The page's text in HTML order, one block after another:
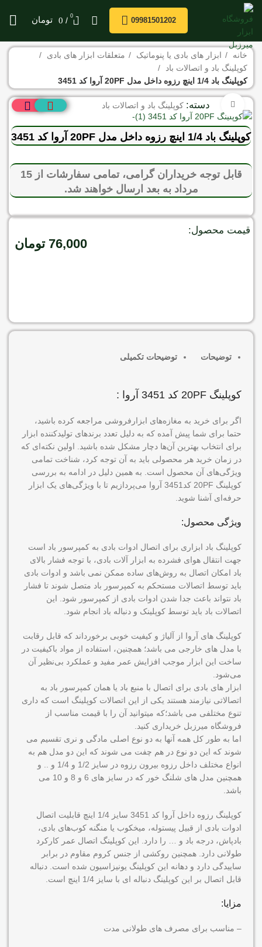
09981501202
0
/
0 تومان
خانه ابزار های بادی یا پنوماتیک
متعلقات ابزار های بادی
کوپلینگ باد و اتصالات باد
کوپلینگ باد 1/4 اینچ رزوه داخل مدل 20PF آروا کد 3451
دسته: کوپلینگ باد و اتصالات باد
برای بزرگنمایی کلیک کنید
کوپلینگ باد 1/4 اینچ رزوه داخل مدل 20PF آروا کد 3451
قابل توجه خریداران گرامی، تمامی سفارشات از 15
مرداد به بعد ارسال خواهند شد.
قیمت محصول:
76,000 تومان
توضیحات توضیحات تکمیلی
کوپلینگ 20PF کد 3451 آروا :
اگر برای خرید به مغازه‌های ابزارفروشی مراجعه کرده باشید،
حتما برای شما پیش آمده که به دلیل تعدد برندهای تولیدکننده ابزار
برای انتخاب بهترین آن‌ها دچار مشکل شده باشید. اولین نکته‌ای که
در زمان خرید هر محصولی باید به آن توجه کرد، شناخت تمامی
ویژگی‌های آن محصول است. به همین دلیل در ادامه به بررسی
کوپلینگ 20PF کد3451 آروا می‌پردازیم تا با ویژگی‌های یک ابزار
حرفه‌ای آشنا شوید.
ویژگی محصول:
کوپلینگ باد ابزاری برای اتصال ادوات بادی به کمپرسور باد است
جهت انتقال هوای فشرده به ابزار آلات بادی، با توجه فشار بالای
باد امکان اتصال به روش‌های ساده ممکن نمی باشد و ادوات بادی
باید توسط اتصالات مستحکم به کمپرسور باد متصل شوند تا فشار
باد نتواند باعث جدا شدن ادوات بادی از کمپرسور شود. این
اتصالات باد باید توسط کوپلینک و دنباله باد انجام شود.
کوپلینگ های آروا از آلیاژ و کیفیت خوبی برخورداند که قابل رقابت
با مدل های خارجی می باشد؛ همچنین، استفاده از مواد باکیفیت در
ساخت این ابزار موجب افزایش عمر مفید و عملکرد بی‌نظیر آن
می‌شود.
ابزار های بادی برای اتصال با منبع باد یا همان کمپرسور باد به
اتصالاتی نیازمند هستند یکی از این اتصالات کوپلینگ است که داری
تنوع مختلفی می باشد؛که میتوانید آن را با قیمت مناسب از
فروشگاه میرزبل خریداری کنید.
اما به طور کل همه آنها به دو نوع اصلی مادگی و نری تقسیم می
شوند که این دو نوع در هم چفت می شوند که این دو مدل هم به
انواع مختلف داخل رزوه بیرون رزوه در سایز 1/2 و 1/4 و .. و
همچنین مدل های شلنگ خور که در سایز های 6 و 8 و 10 می
باشد.
کوپلینگ رزوه داخل آروا کد 3451 سایز 1/4 اینچ قابلیت اتصال
ادوات بادی از قبیل پیستوله، میخکوب یا منگنه کوب‌های بادی،
بادپاش، درجه باد و … را دارد. این کوپلینگ اتصال عمر کارکرد
طولانی دارد. همچنین روکشی از جنس کروم مقاوم در برابر
ساییدگی دارد و دهانه این کوپلینگ یونیزاسیون شده است. دنباله
قابل اتصال بر این کوپلینگ دنباله ای با سایز 1/4 اینچ است.
مزایا:
– مناسب برای مصرف های طولانی مدت